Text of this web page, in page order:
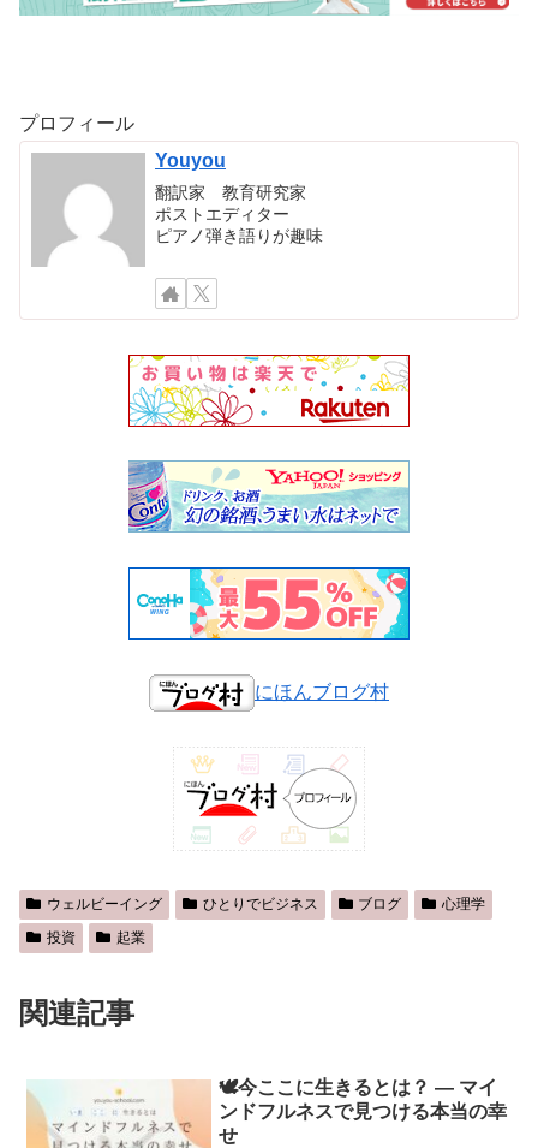
プロフィール
Youyou
翻訳家 教育研究家
ポストエディター
ピアノ弾き語りが趣味
にほんブログ村
ウェルビーイング ひとりでビジネス ブログ
心理学
投資
起業
関連記事
🕊️今ここに生きるとは？ ― マイ
ンドフルネスで見つける本当の幸
せ